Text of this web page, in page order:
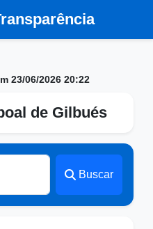
23/06/2026 20:22
de Gilbués
Buscar